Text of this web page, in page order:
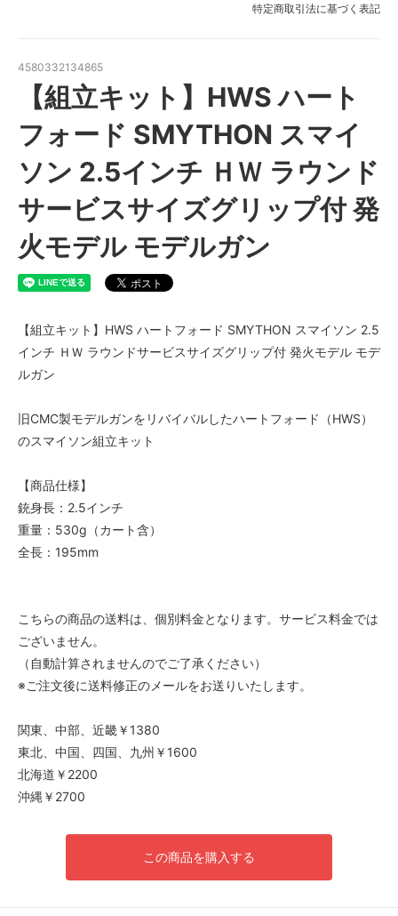
特定商取引法に基づく表記
4580332134865
【組立キット】HWS ハート
フォード SMYTHON スマイ
ソン 2.5インチ ＨＷ ラウンド
サービスサイズグリップ付 発
火モデル モデルガン
【組立キット】HWS ハートフォード SMYTHON スマイソン 2.5
インチ ＨＷ ラウンドサービスサイズグリップ付 発火モデル モデ
ルガン
旧CMC製モデルガンをリバイバルしたハートフォード（HWS）
のスマイソン組立キット
【商品仕様】
銃身長：2.5インチ
重量：530g（カート含）
全長：195mm
こちらの商品の送料は、個別料金となります。サービス料金では
ございません。
（自動計算されませんのでご了承ください）
※ご注文後に送料修正のメールをお送りいたします。
関東、中部、近畿￥1380
東北、中国、四国、九州￥1600
北海道￥2200
沖縄￥2700
この商品を購入する